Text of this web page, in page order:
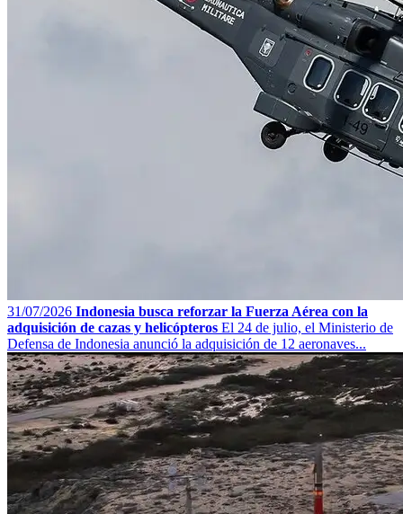
31/07/2026 Indonesia busca reforzar la Fuerza Aérea con la
adquisición de cazas y helicópteros El 24 de julio, el Ministerio de
Defensa de Indonesia anunció la adquisición de 12 aeronaves...